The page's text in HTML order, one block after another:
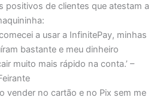
positivos de clientes que atestam a
a usar a InfinitePay, minhas
bastante e meu dinheiro
muito mais rápido na conta.’ –
vender no cartão e no Pix sem me